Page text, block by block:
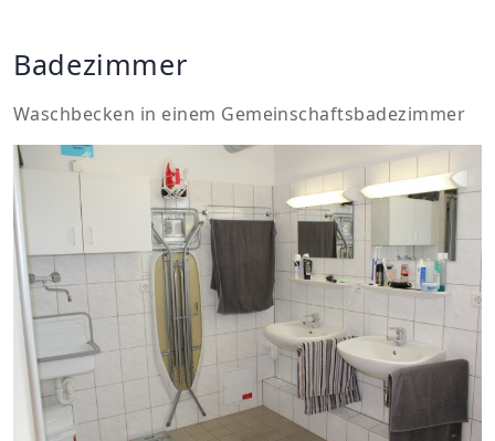
Badezimmer
Waschbecken in einem Gemeinschaftsbadezimmer